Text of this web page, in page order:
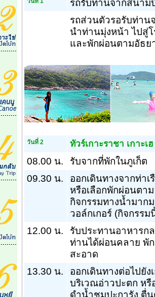
รถรับท่านจากสนาม
รถส่วนตัวรอรับท่าน
นำท่านมุ่งหน้า ไปสู่โ
และพักผ่อนตามอัธย
วันที่ 2 ทัวร์เกาะราชา เกาะเ
08.00 น.
รับจากที่พักในภูเก็ต
09.30 น.
ออกเดินทางจากท่าเ
หรือเลือกพักผ่อนตา
กิจกรรมทางน้ำมาก
วอล์กเกอร์ (กิจกรร
12.00 น.
รับประทานอาหารก
ท่านได้ผ่อนคลาย พั
สะอาด
13.30 น.
ออกเดินทางต่อไปยั
บริเวณอ่าวปะตก ห
ดำน้ำชมปะการัง ตื่